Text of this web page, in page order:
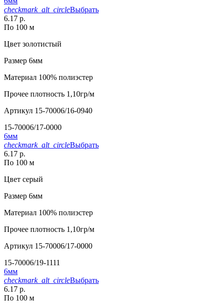
checkmark_alt_circleВыбрать
6.17 р.
По 100 м
Цвет золотистый
Размер 6мм
Материал 100% полиэстер
Прочее плотность 1,10гр/м
Артикул 15-70006/16-0940
15-70006/17-0000
6мм
checkmark_alt_circleВыбрать
6.17 р.
По 100 м
Цвет серый
Размер 6мм
Материал 100% полиэстер
Прочее плотность 1,10гр/м
Артикул 15-70006/17-0000
15-70006/19-1111
6мм
checkmark_alt_circleВыбрать
6.17 р.
По 100 м